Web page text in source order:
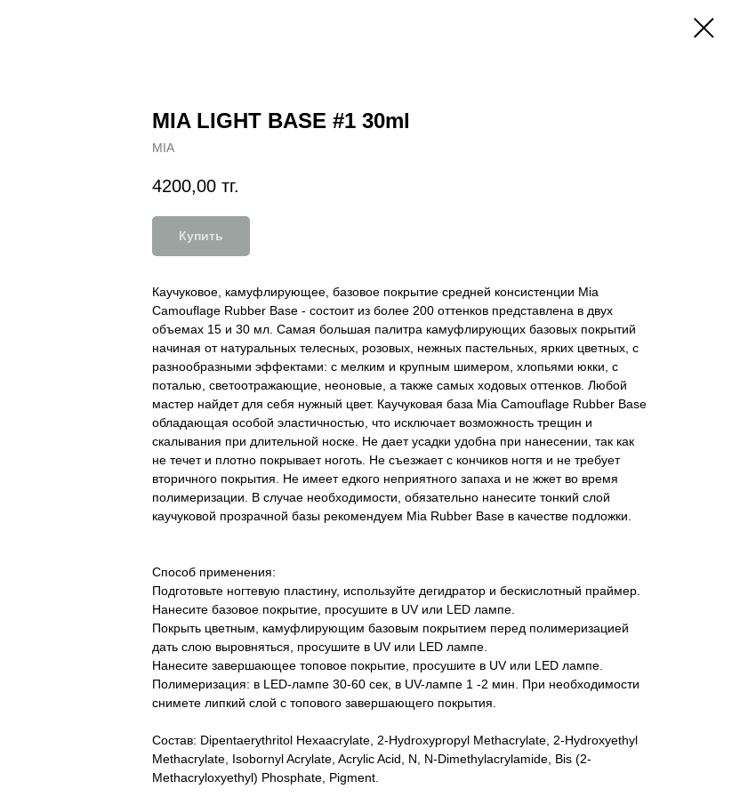
MIA LIGHT BASE #1 30ml
MIA
4200,00 тг.
Купить
Каучуковое, камуфлирующее, базовое покрытие средней консистенции Mia
Camouflage Rubber Base - состоит из более 200 оттенков представлена в двух
объемах 15 и 30 мл. Самая большая палитра камуфлирующих базовых покрытий
начиная от натуральных телесных, розовых, нежных пастельных, ярких цветных, с
разнообразными эффектами: с мелким и крупным шимером, хлопьями юкки, с
поталью, светоотражающие, неоновые, а также самых ходовых оттенков. Любой
мастер найдет для себя нужный цвет. Каучуковая база Mia Camouflage Rubber Base
обладающая особой эластичностью, что исключает возможность трещин и
скалывания при длительной носке. Не дает усадки удобна при нанесении, так как
не течет и плотно покрывает ноготь. Не съезжает с кончиков ногтя и не требует
вторичного покрытия. Не имеет едкого неприятного запаха и не жжет во время
полимеризации. В случае необходимости, обязательно нанесите тонкий слой
каучуковой прозрачной базы рекомендуем Mia Rubber Base в качестве подложки.
Способ применения:
Подготовьте ногтевую пластину, используйте дегидратор и бескислотный праймер.
Нанесите базовое покрытие, просушите в UV или LED лампе.
Покрыть цветным, камуфлирующим базовым покрытием перед полимеризацией
дать слою выровняться, просушите в UV или LED лампе.
Нанесите завершающее топовое покрытие, просушите в UV или LED лампе.
Полимеризация: в LED-лампе 30-60 сек, в UV-лампе 1 -2 мин. При необходимости
снимете липкий слой с топового завершающего покрытия.
Состав: Dipentaerythritol Hexaacrylate, 2-Hydroxypropyl Methacrylate, 2-Hydroxyethyl
Methacrylate, Isobornyl Acrylate, Acrylic Acid, N, N-Dimethylacrylamide, Bis (2-
Methacryloxyethyl) Phosphate, Pigment.